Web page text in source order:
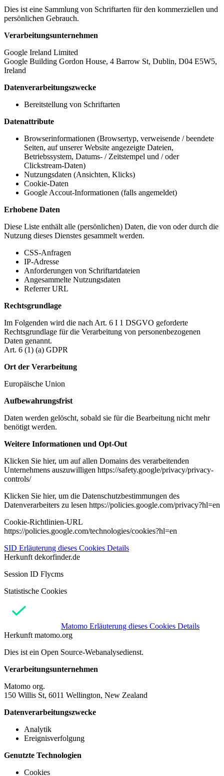
Dies ist eine Sammlung von Schriftarten für den kommerziellen und
persönlichen Gebrauch.
Verarbeitungsunternehmen
Google Ireland Limited
Google Building Gordon House, 4 Barrow St, Dublin, D04 E5W5,
Ireland
Datenverarbeitungszwecke
Bereitstellung von Schriftarten
Datenattribute
Browserinformationen (Browsertyp, verweisende / beendete
Seiten, auf unserer Website angezeigte Dateien,
Betriebssystem, Datums- / Zeitstempel und / oder
Clickstream-Daten)
Nutzungsdaten (Ansichten, Klicks)
Cookie-Daten
Google Accout-Informationen (falls angemeldet)
Erhobene Daten
Diese Liste enthält alle (persönlichen) Daten, die von oder durch die
Nutzung dieses Dienstes gesammelt werden.
CSS-Anfragen
IP-Adresse
Anforderungen von Schriftartdateien
Angesammelte Nutzungsdaten
Referrer URL
Rechtsgrundlage
Im Folgenden wird die nach Art. 6 I 1 DSGVO geforderte
Rechtsgrundlage für die Verarbeitung von personenbezogenen
Daten genannt.
Art. 6 (1) (a) GDPR
Ort der Verarbeitung
Europäische Union
Aufbewahrungsfrist
Daten werden gelöscht, sobald sie für die Bearbeitung nicht mehr
benötigt werden.
Weitere Informationen und Opt-Out
Klicken Sie hier, um auf allen Domains des verarbeitenden
Unternehmens auszuwilligen https://safety.google/privacy/privacy-
controls/
Klicken Sie hier, um die Datenschutzbestimmungen des
Datenverarbeiters zu lesen https://policies.google.com/privacy?hl=en
Cookie-Richtlinien-URL
https://policies.google.com/technologies/cookies?hl=en
SID Erläuterung dieses Cookies Details
Herkunft dekorfinder.de
Session ID Flycms
Statistische Cookies
Matomo Erläuterung dieses Cookies Details
Herkunft matomo.org
Dies ist ein Open Source-Webanalysedienst.
Verarbeitungsunternehmen
Matomo org.
150 Willis St, 6011 Wellington, New Zealand
Datenverarbeitungszwecke
Analytik
Ereignisverfolgung
Genutzte Technologien
Cookies